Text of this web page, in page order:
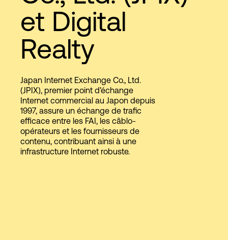
Language
Connexion
et Digital
Realty
Japan Internet Exchange Co., Ltd.
(JPIX), premier point d’échange
Internet commercial au Japon depuis
1997, assure un échange de trafic
efficace entre les FAI, les câblo-
opérateurs et les fournisseurs de
contenu, contribuant ainsi à une
infrastructure Internet robuste.